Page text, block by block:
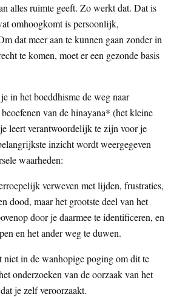
alles ruimte geeft. Zo werkt dat. Dat is
omhoogkomt is persoonlijk,
dat meer aan te kunnen gaan zonder in
te komen, moet er een gezonde basis
in het boeddhisme de weg naar
van de hinayana* (het kleine
leert verantwoordelijk te zijn voor je
inzicht wordt weergegeven
waarheden:
verweven met lijden, frustraties,
dood, maar het grootste deel van het
door je daarmee te identificeren, en
en het ander weg te duwen.
in de wanhopige poging om dit te
onderzoeken van de oorzaak van het
je zelf veroorzaakt.